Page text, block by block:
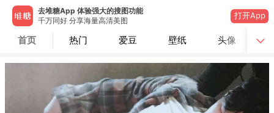
去堆糖App 体验强大的搜图功能
千万同好 分享海量高清美图
打开App
首页 热门 爱豆 壁纸 头像